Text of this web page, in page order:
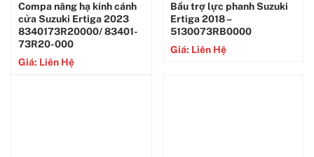
Compa nâng hạ kính cánh
cửa Suzuki Ertiga 2023
8340173R20000/ 83401-
73R20-000
Giá: Liên Hệ
Bầu trợ lực phanh Suzuki
Ertiga 2018 –
5130073RB0000
Giá: Liên Hệ